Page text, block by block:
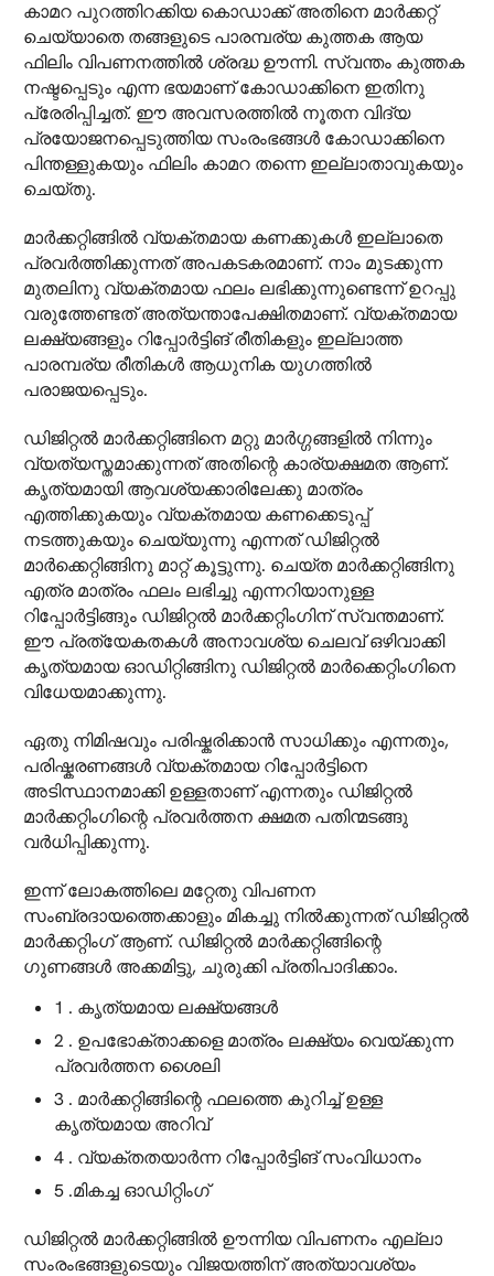
കാമറ പുറത്തിറക്കിയ കൊഡാക്ക് അതിനെ മാർക്കറ്റ്
ചെയ്യാതെ തങ്ങളുടെ പാരമ്പര്യ കുത്തക ആയ
ഫിലിം വിപണനത്തിൽ ശ്രദ്ധ ഊന്നി. സ്വന്തം കുത്തക
നഷ്ടപ്പെടും എന്ന ഭയമാണ് കോഡാക്കിനെ ഇതിനു
പ്രേരിപ്പിച്ചത്. ഈ അവസരത്തിൽ നൂതന വിദ്യ
പ്രയോജനപ്പെടുത്തിയ സംരംഭങ്ങൾ കോഡാക്കിനെ
പിന്തള്ളുകയും ഫിലിം കാമറ തന്നെ ഇല്ലാതാവുകയും
ചെയ്തു.
മാർക്കറ്റിങ്ങിൽ വ്യക്തമായ കണക്കുകൾ ഇല്ലാതെ
പ്രവർത്തിക്കുന്നത് അപകടകരമാണ്. നാം മുടക്കുന്ന
മുതലിനു വ്യക്തമായ ഫലം ലഭിക്കുന്നുണ്ടെന്ന് ഉറപ്പു
വരുത്തേണ്ടത് അത്യന്താപേക്ഷിതമാണ്. വ്യക്തമായ
ലക്ഷ്യങ്ങളും റിപ്പോർട്ടിങ് രീതികളും ഇല്ലാത്ത
പാരമ്പര്യ രീതികൾ ആധുനിക യുഗത്തിൽ
പരാജയപ്പെടും.
ഡിജിറ്റൽ മാർക്കറ്റിങ്ങിനെ മറ്റു മാർഗ്ഗങ്ങളിൽ നിന്നും
വ്യത്യസ്തമാക്കുന്നത് അതിന്റെ കാര്യക്ഷമത ആണ്.
കൃത്യമായി ആവശ്യക്കാരിലേക്കു മാത്രം
എത്തിക്കുകയും വ്യക്തമായ കണക്കെടുപ്പ്
നടത്തുകയും ചെയ്യുന്നു എന്നത് ഡിജിറ്റൽ
മാർക്കെറ്റിങ്ങിനു മാറ്റ് കൂട്ടുന്നു. ചെയ്ത മാർക്കറ്റിങ്ങിനു
എത്ര മാത്രം ഫലം ലഭിച്ചു എന്നറിയാനുള്ള
റിപ്പോർട്ടിങ്ങും ഡിജിറ്റൽ മാർക്കറ്റിംഗിന് സ്വന്തമാണ്.
ഈ പ്രത്യേകതകൾ അനാവശ്യ ചെലവ് ഒഴിവാക്കി
കൃത്യമായ ഓഡിറ്റിങ്ങിനു ഡിജിറ്റൽ മാർക്കെറ്റിംഗിനെ
വിധേയമാക്കുന്നു.
ഏതു നിമിഷവും പരിഷ്കരിക്കാൻ സാധിക്കും എന്നതും,
പരിഷ്കരണങ്ങൾ വ്യക്തമായ റിപ്പോർട്ടിനെ
അടിസ്ഥാനമാക്കി ഉള്ളതാണ് എന്നതും ഡിജിറ്റൽ
മാർക്കറ്റിംഗിന്റെ പ്രവർത്തന ക്ഷമത പതിന്മടങ്ങു
വർധിപ്പിക്കുന്നു.
ഇന്ന് ലോകത്തിലെ മറ്റേതു വിപണന
സംബ്രദായത്തെക്കാളും മികച്ചു നിൽക്കുന്നത് ഡിജിറ്റൽ
മാർക്കറ്റിംഗ് ആണ്. ഡിജിറ്റൽ മാർക്കറ്റിങ്ങിന്റെ
ഗുണങ്ങൾ അക്കമിട്ടു, ചുരുക്കി പ്രതിപാദിക്കാം.
1 . കൃത്യമായ ലക്ഷ്യങ്ങൾ
2 . ഉപഭോക്താക്കളെ മാത്രം ലക്ഷ്യം വെയ്ക്കുന്ന
പ്രവർത്തന ശൈലി
3 . മാർക്കറ്റിങ്ങിന്റെ ഫലത്തെ കുറിച്ച് ഉള്ള
കൃത്യമായ അറിവ്
4 . വ്യക്തതയാർന്ന റിപ്പോർട്ടിങ് സംവിധാനം
5 .മികച്ച ഓഡിറ്റിംഗ്
ഡിജിറ്റൽ മാർക്കറ്റിങ്ങിൽ ഊന്നിയ വിപണനം എല്ലാ
സംരംഭങ്ങളുടെയും വിജയത്തിന് അത്യാവശ്യം